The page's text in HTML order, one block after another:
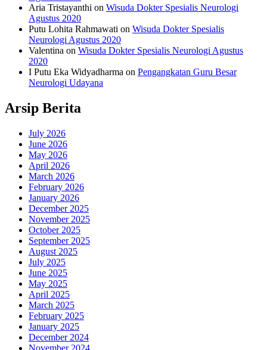
Aria Tristayanthi on Wisuda Dokter Spesialis Neurologi
Agustus 2020
Putu Lohita Rahmawati on Wisuda Dokter Spesialis
Neurologi Agustus 2020
Valentina on Wisuda Dokter Spesialis Neurologi Agustus
2020
I Putu Eka Widyadharma on Pengangkatan Guru Besar
Neurologi Udayana
Arsip Berita
July 2026
June 2026
May 2026
April 2026
March 2026
February 2026
January 2026
December 2025
November 2025
October 2025
September 2025
August 2025
July 2025
June 2025
May 2025
April 2025
March 2025
February 2025
January 2025
December 2024
November 2024